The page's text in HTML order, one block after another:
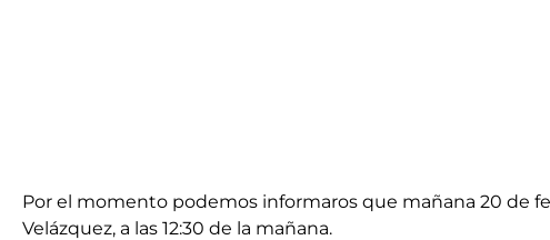
Por el momento podemos informaros que mañana 20 de
Velázquez, a las 12:30 de la mañana.